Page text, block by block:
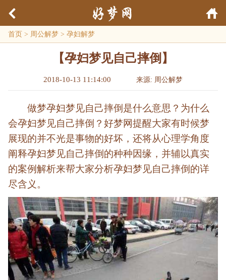
首页 > 周公解梦 > 孕妇解梦
【孕妇梦见自己摔倒】
2018-10-13 11:14:00 来源: 周公解梦
做梦孕妇梦见自己摔倒是什么意思？为什么
会孕妇梦见自己摔倒？好梦网提醒大家有时候梦
展现的并不光是事物的好坏，还将从心理学角度
阐释孕妇梦见自己摔倒的种种因缘，并辅以真实
的案例解析来帮大家分析孕妇梦见自己摔倒的详
尽含义。